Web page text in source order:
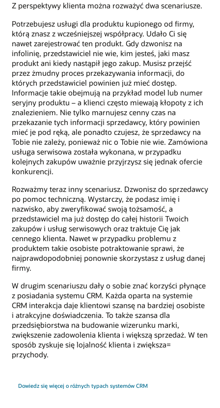
Z perspektywy klienta można rozważyć dwa scenariusze.
Potrzebujesz usługi dla produktu kupionego od firmy,
którą znasz z wcześniejszej współpracy. Udało Ci się
nawet zarejestrować ten produkt. Gdy dzwonisz na
infolinię, przedstawiciel nie wie, kim jesteś, jaki masz
produkt ani kiedy nastąpił jego zakup. Musisz przejść
przez żmudny proces przekazywania informacji, do
których przedstawiciel powinien już mieć dostęp.
Informacje takie obejmują na przykład model lub numer
seryjny produktu – a klienci często miewają kłopoty z ich
znalezieniem. Nie tylko marnujesz cenny czas na
przekazanie tych informacji sprzedawcy, który powinien
mieć je pod ręką, ale ponadto czujesz, że sprzedawcy na
Tobie nie zależy, ponieważ nic o Tobie nie wie. Zamówiona
usługa serwisowa została wykonana, w przypadku
kolejnych zakupów uważnie przyjrzysz się jednak ofercie
konkurencji.
Rozważmy teraz inny scenariusz. Dzwonisz do sprzedawcy
po pomoc techniczną. Wystarczy, że podasz imię i
nazwisko, aby zweryfikować swoją tożsamość, a
przedstawiciel ma już dostęp do całej historii Twoich
zakupów i usług serwisowych oraz traktuje Cię jak
cennego klienta. Nawet w przypadku problemu z
produktem takie osobiste potraktowanie sprawi, że
najprawdopodobniej ponownie skorzystasz z usług danej
firmy.
W drugim scenariuszu dały o sobie znać korzyści płynące
z posiadania systemu CRM. Każda oparta na systemie
CRM interakcja daje klientowi szansę na bardziej osobiste
i atrakcyjne doświadczenia. To także szansa dla
przedsiębiorstwa na budowanie wizerunku marki,
zwiększenie zadowolenia klienta i większą sprzedaż. W ten
sposób zyskuje się lojalność klienta i zwiększa=
przychody.
Dowiedz się więcej o różnych typach systemów CRM